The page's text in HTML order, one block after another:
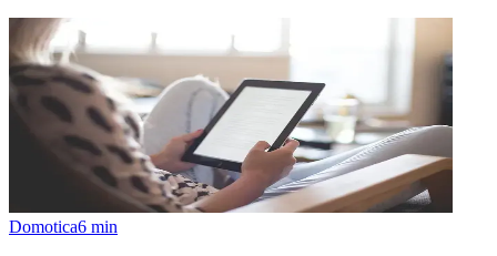
Domotica6 min